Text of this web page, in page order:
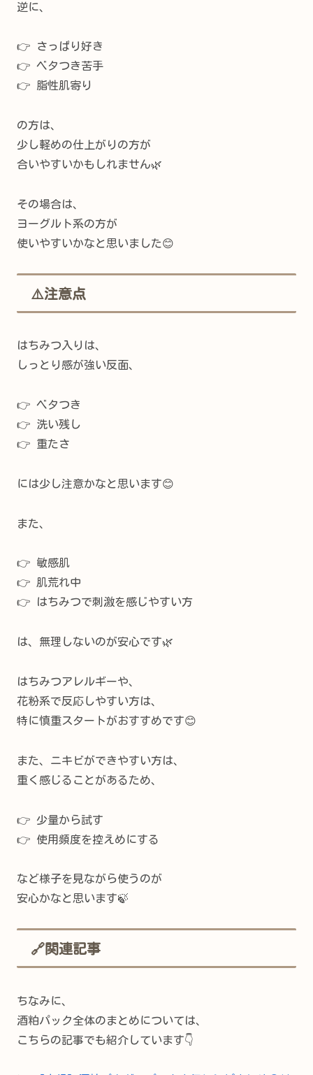
逆に、
👉 さっぱり好き
👉 ベタつき苦手
👉 脂性肌寄り
の方は、
少し軽めの仕上がりの方が
合いやすいかもしれません🌿
その場合は、
ヨーグルト系の方が
使いやすいかなと思いました😊
⚠️注意点
はちみつ入りは、
しっとり感が強い反面、
👉 ベタつき
👉 洗い残し
👉 重たさ
には少し注意かなと思います😊
また、
👉 敏感肌
👉 肌荒れ中
👉 はちみつで刺激を感じやすい方
は、無理しないのが安心です🌿
はちみつアレルギーや、
花粉系で反応しやすい方は、
特に慎重スタートがおすすめです😊
また、ニキビができやすい方は、
重く感じることがあるため、
👉 少量から試す
👉 使用頻度を控えめにする
など様子を見ながら使うのが
安心かなと思います🍃
🔗関連記事
ちなみに、
酒粕パック全体のまとめについては、
こちらの記事でも紹介しています👇